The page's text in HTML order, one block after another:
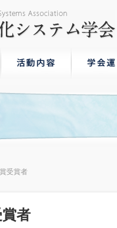
受賞者
者